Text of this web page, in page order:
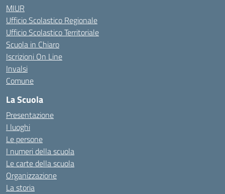
MIUR
Ufficio Scolastico Regionale
Ufficio Scolastico Territoriale
Scuola in Chiaro
Iscrizioni On Line
Invalsi
Comune
La Scuola
Presentazione
I luoghi
Le persone
I numeri della scuola
Le carte della scuola
Organizzazione
La storia